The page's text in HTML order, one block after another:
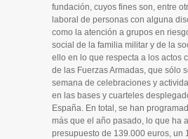
fundación, cuyos fines son, entre
laboral de personas con alguna
como la atención a grupos en
social de la familia militar y de la
ello en lo que respecta a los actos
de las Fuerzas Armadas, que sólo
semana de celebraciones y
en las bases y cuarteles
España. En total, se han
más que el año pasado, lo que ha
presupuesto de 139.000 euros, un